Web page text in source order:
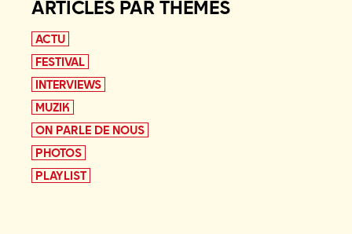
ARTICLES PAR THÈMES
ACTU
FESTIVAL
INTERVIEWS
MUZIK
ON PARLE DE NOUS
PHOTOS
PLAYLIST